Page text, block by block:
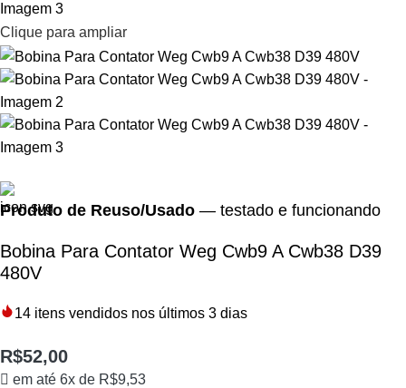
Clique para ampliar
Produto de Reuso/Usado — testado e funcionando
Bobina Para Contator Weg Cwb9 A Cwb38 D39
480V
14 itens vendidos nos últimos 3 dias
R$52,00
em até 6x de R$9,53